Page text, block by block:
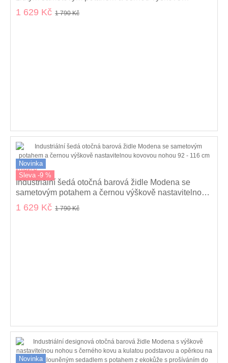
nastavitelnou nohou 92-116 cm
1 629 Kč 1 790 Kč
Novinka
Sleva -9 %
kolekce
Industriální šedá otočná barová židle Modena se
sametovým potahem a černou výškově nastavitelnou
kovovou nohou 92 - 116 cm
1 629 Kč 1 790 Kč
Novinka